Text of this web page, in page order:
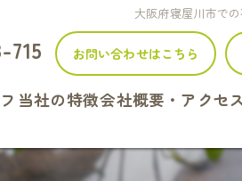
大阪府寝屋川市で
715 お問い合わせはこちら
当社の特徴
戸建て
会社概要・アクセ